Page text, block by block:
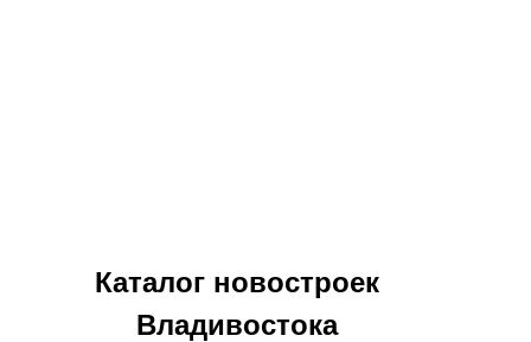
Каталог новостроек
Владивостока